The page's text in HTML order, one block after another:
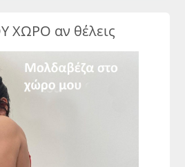
ΧΩΡΟ αν θέλεις